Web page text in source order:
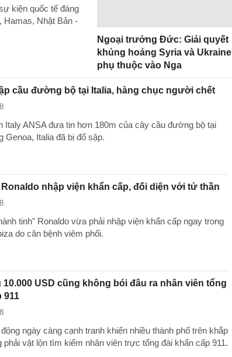
kiện quốc tế đáng
Hamas, Nhật Bản -
Ngoại trưởng Đức: Giải quyết
khủng hoảng Syria và Ukraine
phụ thuộc vào Nga
cầu đường bộ tại Italia, hàng chục người chết
Italy ANSA đưa tin hơn 180m của cây cầu đường bộ tại
Genoa, Italia đã bị đổ sập.
Ronaldo nhập viện khẩn cấp, đối diện với tử thần
tinh" Ronaldo vừa phải nhập viện khẩn cấp ngay trong
do căn bệnh viêm phổi.
USD cũng không bói đâu ra nhân viên tổng
911
ngày càng cạnh tranh khiến nhiều thành phố trên khắp
vật lộn tìm kiếm nhân viên trực tổng đài khẩn cấp 911.